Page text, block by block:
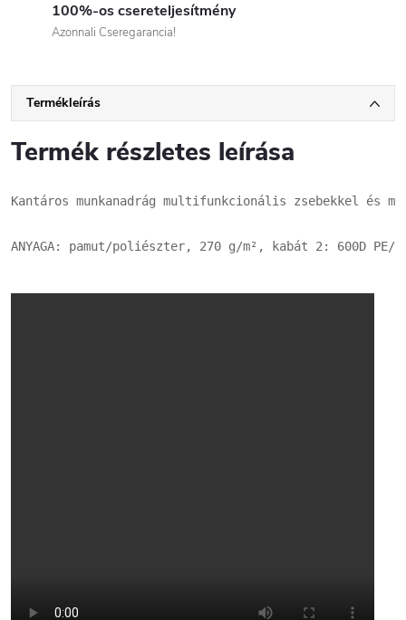
100%-os csereteljesítmény
Azonnali Cseregarancia!
Termékleírás
Termék részletes leírása
Kantáros munkanadrág multifunkcionális zsebekkel
ANYAGA: pamut/poliészter, 270 g/m², kabát 2: 600D PE/